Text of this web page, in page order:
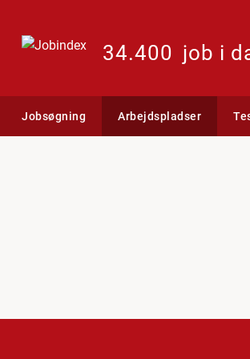
34.400 job i
Jobsøgning Arbejdspladser